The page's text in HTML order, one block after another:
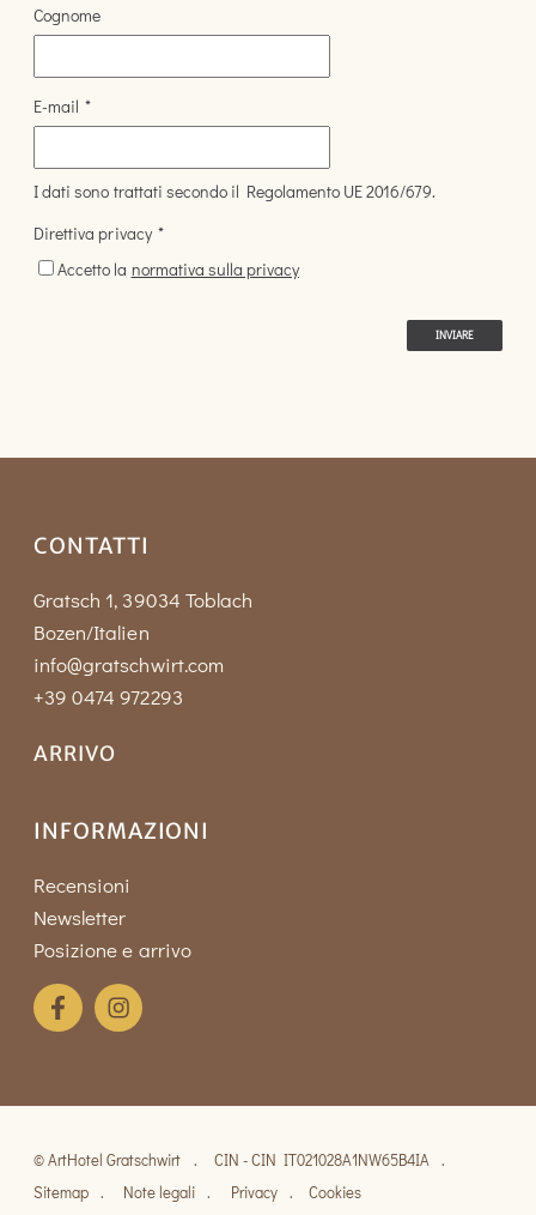
Cognome
E-mail *
I dati sono trattati secondo il Regolamento UE 2016/679.
Direttiva privacy *
Accetto la normativa sulla privacy
INVIARE
CONTATTI
Gratsch 1, 39034 Toblach
Bozen/Italien
info@gratschwirt.com
+39 0474 972293
ARRIVO
INFORMAZIONI
Recensioni
Newsletter
Posizione e arrivo
©ArtHotel Gratschwirt
CIN - CIN IT021028A1NW65B4IA
Sitemap
Note legali Privacy Cookies